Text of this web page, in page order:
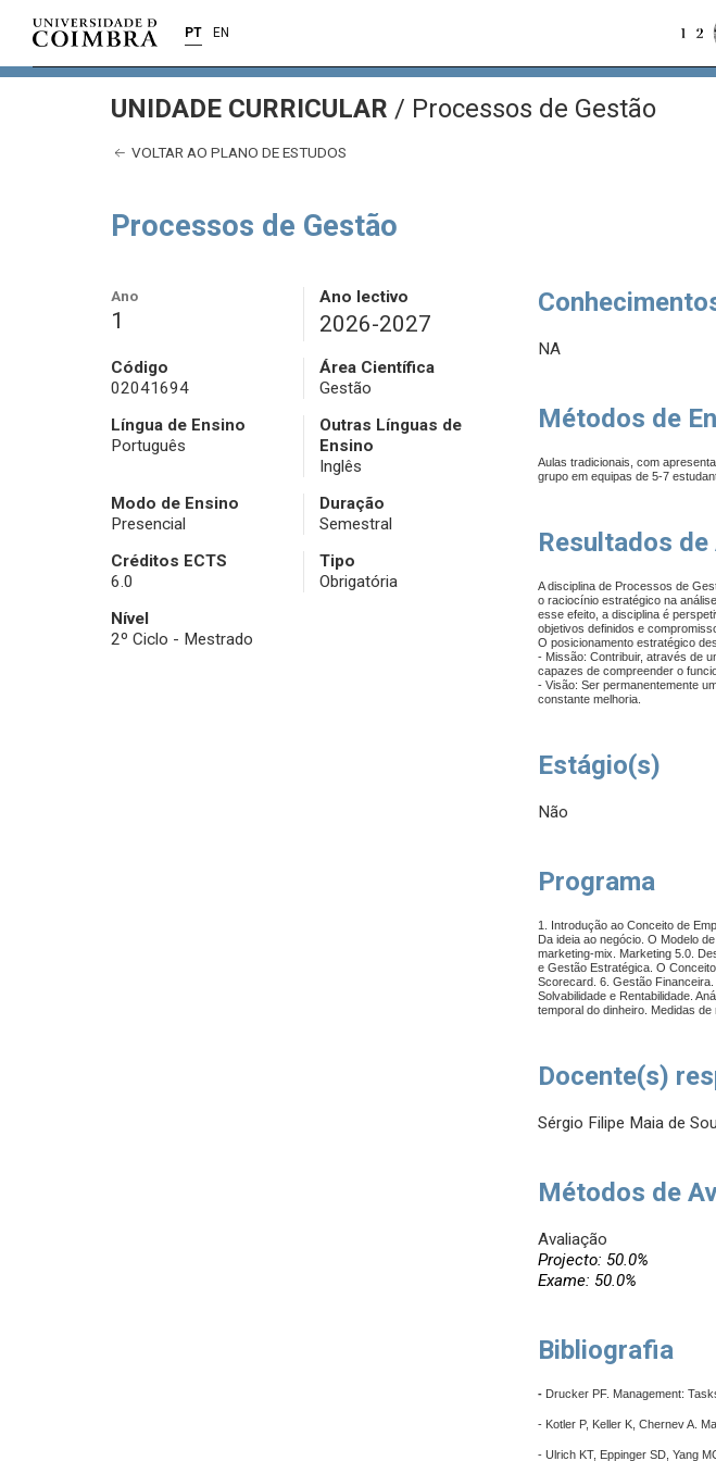
PT EN
UNIDADE CURRICULAR / Processos de Gestão
VOLTAR AO PLANO DE ESTUDOS
Processos de Gestão
Ano
1
Ano lectivo
2026-2027
Código
02041694
Área Científica
Gestão
Língua de Ensino
Português
Outras Línguas de
Ensino
Inglês
Modo de Ensino
Presencial
Duração
Semestral
Créditos ECTS
6.0
Tipo
Obrigatória
Nível
2º Ciclo - Mestrado
NA
Métodos de
Aulas tradicionais, com
grupo em equipas de 5-7
Resultados
A disciplina de Processos de
o raciocínio estratégico na
esse efeito, a disciplina é
objetivos definidos e
O posicionamento estratégico
- Missão: Contribuir, através de
capazes de compreender o
- Visão: Ser permanentemente
constante melhoria.
Estágio(s)
Não
Programa
1. Introdução ao Conceito de
Da ideia ao negócio. O Modelo
marketing-mix. Marketing 5.0.
e Gestão Estratégica. O
Scorecard. 6. Gestão
Solvabilidade e Rentabilidade.
temporal do dinheiro. Medidas
Docente(s)
Sérgio Filipe Maia de
Métodos de
Avaliação
Projecto: 50.0%
Exame: 50.0%
Bibliografia
- Drucker PF. Management:
- Kotler P, Keller K, Chernev A.
- Ulrich KT, Eppinger SD, Yang